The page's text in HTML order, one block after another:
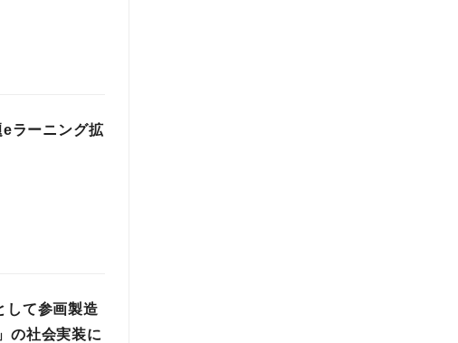
ラーニング拡
して参画製造
の社会実装に